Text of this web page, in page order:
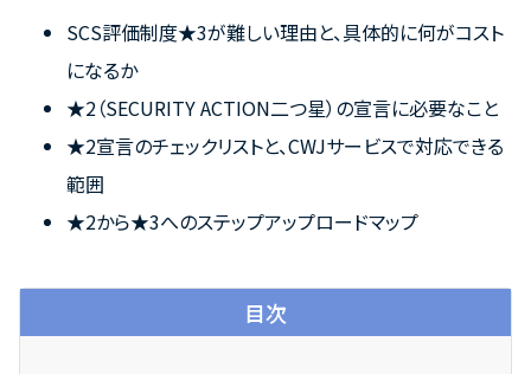
SCS評価制度★3が難しい理由と、具体的に何がコスト
になるか
★2（SECURITY ACTION二つ星）の宣言に必要なこと
★2宣言のチェックリストと、CWJサービスで対応できる
範囲
★2から★3へのステップアップロードマップ
目次